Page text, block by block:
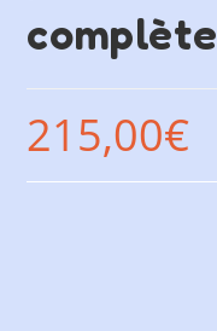
complète
215,00€